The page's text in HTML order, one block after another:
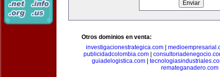
Otros dominios en venta:
investigacionestrategica.com
publicidadcolombia.com|
guiadelogistica.com|
remateganadero.com